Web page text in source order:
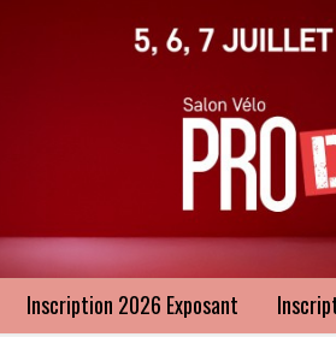
Inscription 2026 Exposant